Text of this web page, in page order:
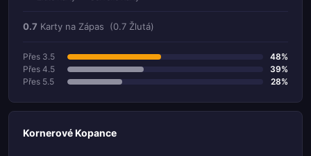
0.7 Karty na Zápas (0.7 Žlutá)
Přes 3.5
48%
Přes 4.5
39%
Přes 5.5
28%
Kornerové Kopance